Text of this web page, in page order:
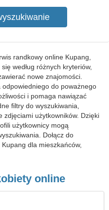
randkowy online Kupang,
według różnych kryteriów,
nowe znajomości.
do poważnego
i pomaga nawiązać
filtry do wyszukiwania,
zdjęciami użytkowników. Dzięki
użytkownicy mogą
Dołącz do
dla mieszkańców,
online